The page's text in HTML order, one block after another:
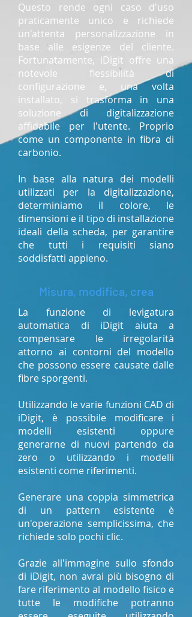
Questo rende ogni caso d'uso
praticamente unico e richiede
un'attenta personalizzazione in
base alle esigenze del cliente.
Fortunatamente, iDigit offre una
notevole flessibilità di
configurazione e, una volta
installato, si trasforma in una
soluzione di digitalizzazione
affidabile per l'utente. Proprio
come un componente in fibra di
carbonio.
In base alla natura dei modelli
utilizzati per la digitalizzazione,
determiniamo il colore, le
dimensioni e il tipo di installazione
ideali della scheda, per garantire
che tutti i requisiti siano
soddisfatti appieno.
Misura, modifica, crea
La funzione di levigatura
automatica di iDigit aiuta a
compensare le irregolarità
attorno ai contorni del modello
che possono essere causate dalle
fibre sporgenti.
Utilizzando le varie funzioni CAD di
iDigit, è possibile modificare i
modelli esistenti oppure
generarne di nuovi partendo da
zero o utilizzando i modelli
esistenti come riferimenti.
Generare una coppia simmetrica
di un pattern esistente è
un'operazione semplicissima, che
richiede solo pochi clic.
Grazie all'immagine sullo sfondo
di iDigit, non avrai più bisogno di
fare riferimento al modello fisico e
tutte le modifiche potranno